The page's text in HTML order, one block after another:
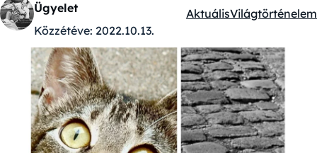
Ügyelet
Közzétéve: 2022.10.13.
Kategóriák:
AktuálisVilágtörténelem